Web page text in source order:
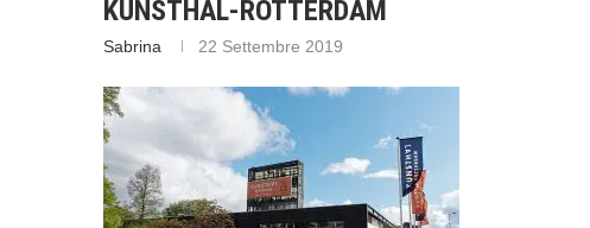
KUNSTHAL-ROTTERDAM
Sabrina 22 Settembre 2019